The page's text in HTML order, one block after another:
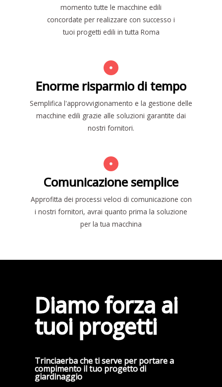
momento tutte le macchine edili
concordate per realizzare con successo i
tuoi progetti edili in tutta Roma
Enorme risparmio di tempo
Semplifica l'approvvigionamento e la gestione delle
macchine edili grazie alle soluzioni garantite dai
nostri fornitori.
Comunicazione semplice
Approfitta dei processi veloci di comunicazione con
i nostri fornitori, avrai quanto prima la soluzione
per la tua macchina
Diamo forza ai
tuoi progetti
Trinciaerba che ti serve per portare a
compimento il tuo progetto di
giardinaggio